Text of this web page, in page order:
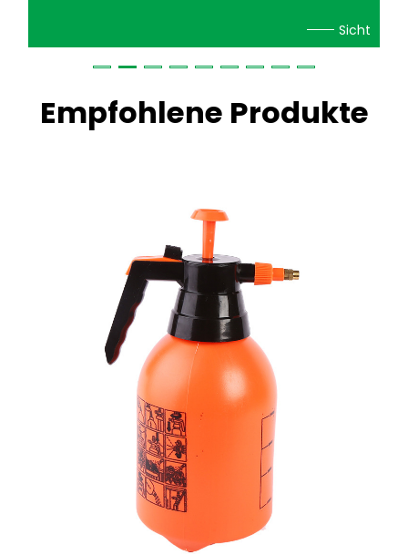
Cottage-Schuppen aus Stahl bietet Langlebigkeit
Holzschuppen für eine traditionellere, ästhetische
Vorteile eines Cottage-Schuppens aus Stahl ist
seine Haltbarkeit. Stahl ist beständig gegen
Witterungseinflüsse wie Regen, Schnee und
schlechte Temperaturen. Im Gegensatz zu Holz
verzieht sich Stahl nicht, reißt nicht und verrottet
nicht, was ihn zu einer guten Wahl für die
Langzeitlagerung macht. Geringer
Wartungsaufwand: Ein Stahlschuppen erfordert im
Vergleich zu Holzschuppen nur minimalen
Wartungsaufwand. Während Holz regelmäßig
behandelt oder neu gestrichen werden muss, um
Sicht
Empfohlene Produkte